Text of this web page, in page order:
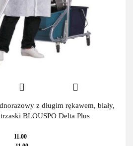
z długim rękawem, biały,
BLOUSPO Delta Plus
11.00